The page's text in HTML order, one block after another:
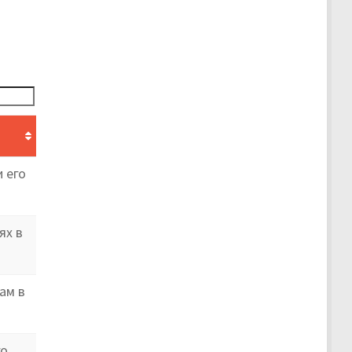
его
в
в